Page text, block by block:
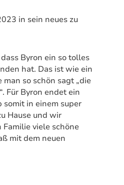
in sein neues zu
Byron ein so tolles
hat. Das ist wie ein
so schön sagt „die
Für Byron endet ein
somit in einem super
Hause und wir
viele schöne
mit dem neuen